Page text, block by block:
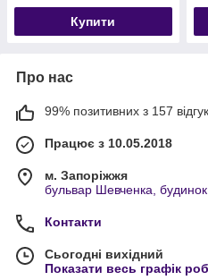
Купити
Про нас
99% позитивних з 157
Працює з 10.05.2018
м. Запоріжжя
бульвар Шевченка,
Контакти
Сьогодні вихідний
Показати весь графік